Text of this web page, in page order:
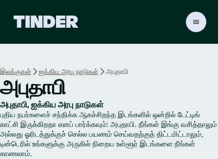
ம்
இலக்குகள் ஐக்கிய அரபு நாடுகள் அபுதாபி
அபுதாபி
அபுதாபி, ஐக்கிய அரபு நாடுகள்
புதிய நபர்களைச் சந்திக்க ஆகச்சிறந்த இடங்களில் ஒன்றில் டேட்டிங்
காட்சி இருக்கிறதா எனப் பார்க்கவும்: அபுதாபி. நீங்கள் இங்கு வசித்தாலும்
அல்லது ஓரிடத்துக்குச் செல்ல பயணம் செய்வதற்குத் திட்டமிட்டாலும்,
டின்டெரில் உங்களுக்கு அருகில் நிறைய உள்ளூர் இடங்களை நீங்கள்
காணலாம்.